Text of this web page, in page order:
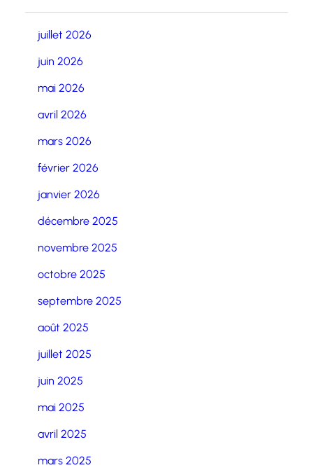
juillet 2026
juin 2026
mai 2026
avril 2026
mars 2026
février 2026
janvier 2026
décembre 2025
novembre 2025
octobre 2025
septembre 2025
août 2025
juillet 2025
juin 2025
mai 2025
avril 2025
mars 2025